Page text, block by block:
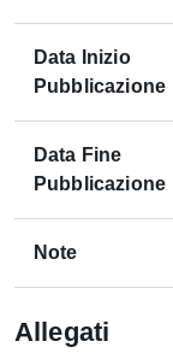
Data Inizio
Pubblicazione
Data Fine
Pubblicazione
Note
Allegati